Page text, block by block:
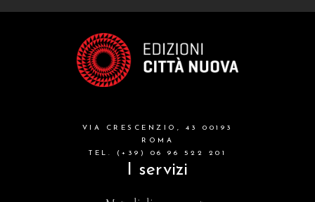
VIA CRESCENZIO, 43 00193
ROMA
TEL. (+39) 06 96 522 201
I servizi